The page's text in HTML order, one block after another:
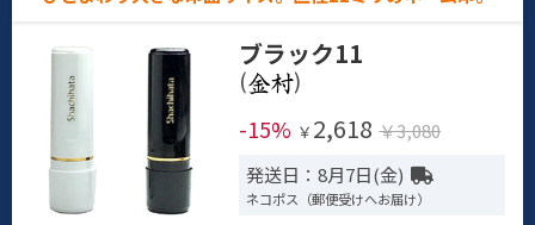
ブラック11
(
)
-15% ￥ 2,618 ￥3,080
発送日：8月7日(金)
ネコポス（郵便受けへお届け）